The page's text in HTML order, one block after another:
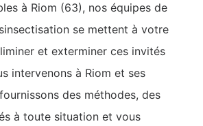
à Riom (63), nos équipes de
se mettent à votre
et exterminer ces invités
intervenons à Riom et ses
des méthodes, des
à toute situation et vous